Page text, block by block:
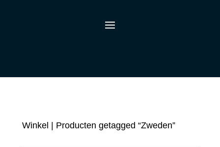
Winkel | Producten getagged “Zweden”